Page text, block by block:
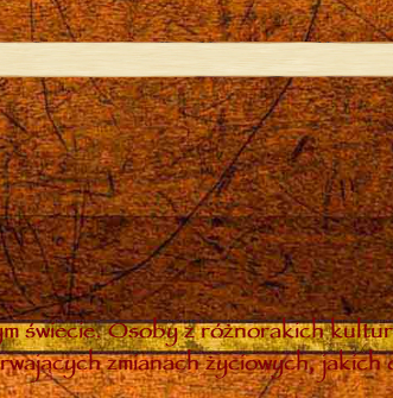
świecie. Osoby z różnorakich
zmianach życiowych, jakich